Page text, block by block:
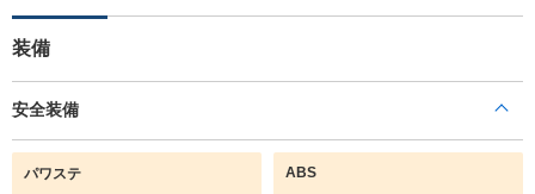
装備
安全装備
パワステ ABS